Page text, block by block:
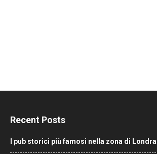
Recent Posts
I pub storici più famosi nella zona di Londra